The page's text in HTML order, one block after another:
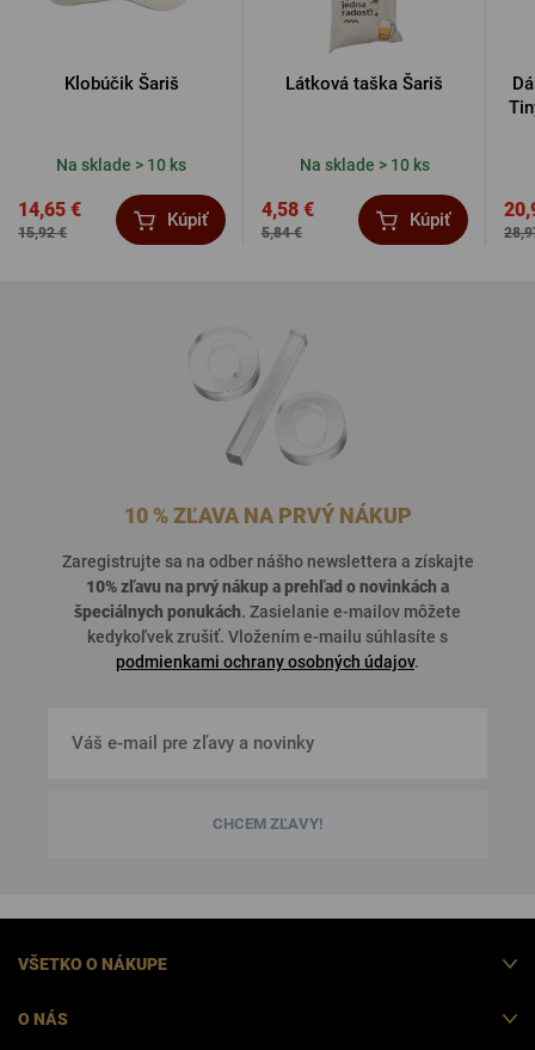
Klobúčik Šariš
Na sklade > 10 ks
15,92 €
14,65 € Kúpiť
Látková taška Šariš
Na sklade > 10 ks
5,84 €
4,58 € Kúpiť
10 % ZĽAVA NA PRVÝ NÁKUP
Zaregistrujte sa na odber nášho newslettera a získajte
10% zľavu na prvý nákup a prehľad onovinkách a
špeciálnych ponukách. Zasielanie e-mailov môžete
kedykoľvek zrušiť. Vložením e-mailu súhlasíte s
podmienkami ochrany osobných údajov.
CHCEM ZĽAVY!
VŠETKO O NÁKUPE
O NÁS